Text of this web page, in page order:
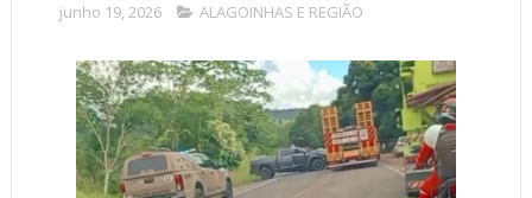
junho 19, 2026 ALAGOINHAS E REGIÃO